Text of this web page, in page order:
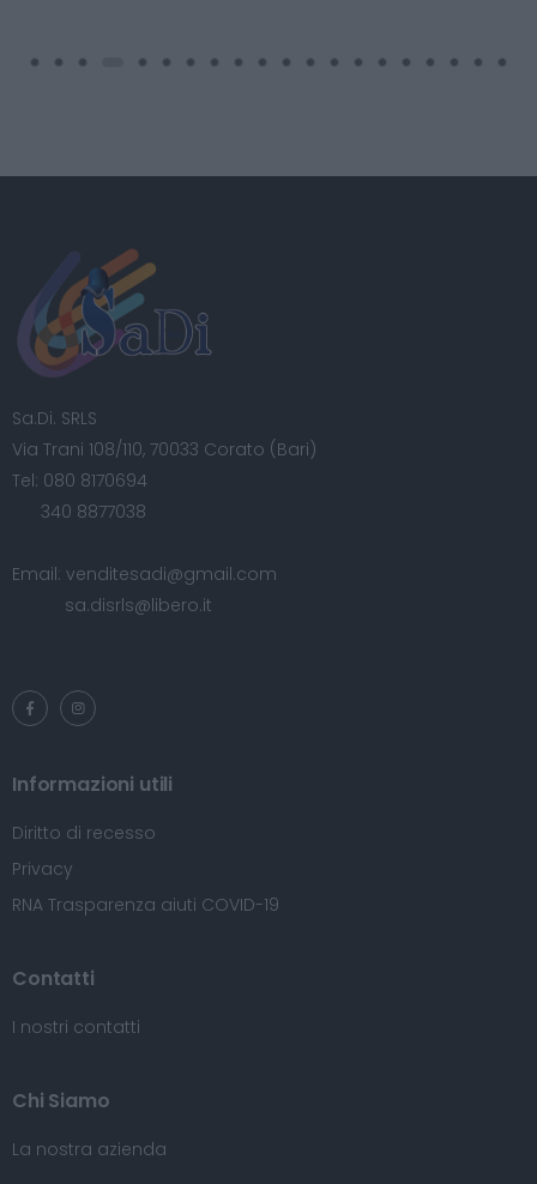
Sa.Di. SRLS
Via Trani 108/110, 70033 Corato (Bari)
Tel: 080 8170694
340 8877038
Email: venditesadi@gmail.com
sa.disrls@libero.it
Informazioni utili
Diritto di recesso
Privacy
RNA Trasparenza aiuti COVID-19
Contatti
I nostri contatti
Chi Siamo
La nostra azienda